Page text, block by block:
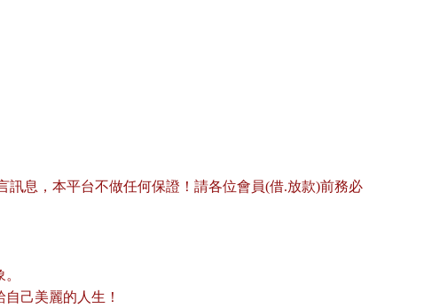
息，本平台不做任何保證！請各位會員(借.放款)前務必
己美麗的人生！